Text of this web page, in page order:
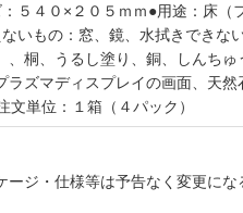
５４０×２０５ｍｍ●用途：床（
いもの：窓、鏡、水拭きできな
桐、うるし塗り、銅、しんちゅ
ズマディスプレイの画面、天然
単位：１箱（４パック）
ジ・仕様等は予告なく変更にな